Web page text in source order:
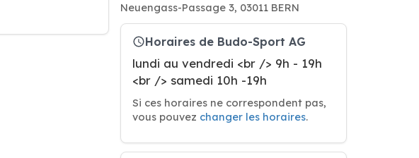
Neuengass-Passage 3, 03011 BERN
Horaires de Budo-Sport AG
lundi au vendredi <br /> 9h - 19h
<br /> samedi 10h -19h
Si ces horaires ne correspondent pas,
vous pouvez changer les horaires.